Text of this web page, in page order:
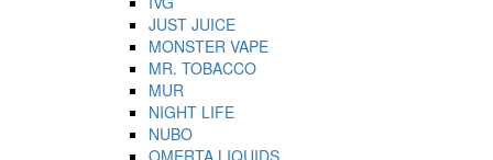
JUST JUICE
MONSTER VAPE
MR. TOBACCO
MUR
NIGHT LIFE
NUBO
OMERTA LIQUIDS